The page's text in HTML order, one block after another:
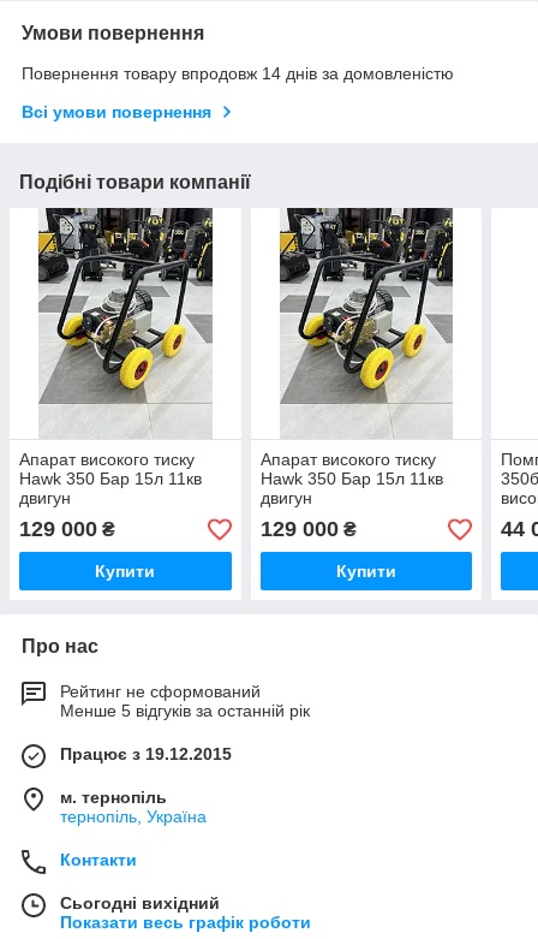
Умови повернення
Повернення товару впродовж 14 днів за домовленістю
Всі умови повернення
Подібні товари компанії
Апарат високого тиску
Hawk 350 Бар 15л 11кв
двигун
129 000 ₴
Купити
Апарат високого тиску
Hawk 350 Бар 15л 11кв
двигун
129 000₴
Купити
44
Про нас
Рейтинг не сформований
Менше 5 відгуків за останній рік
Працює з 19.12.2015
м. тернопіль
тернопіль, Україна
Контакти
Сьогодні вихідний
Показати весь графік роботи